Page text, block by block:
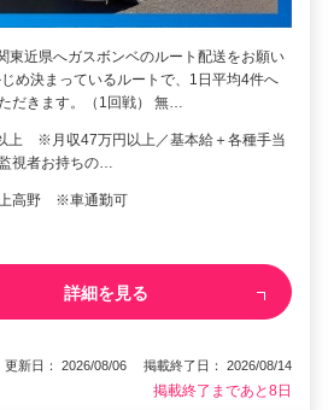
東近県へガスボンベのルート配送をお願い
め決まっているルートで、1日平均4件へ
だきます。（1回戦） 無…
上 ※月収47万円以上／基本給＋各種手当
視者お持ちの…
上高野 ※車通勤可
詳細を見る
更新日： 2026/08/06 掲載終了日： 2026/08/14
掲載終了まであと8日